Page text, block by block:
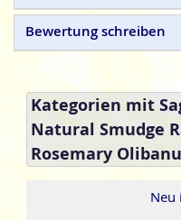
Sagrada Madre
Handarbeit hergestellte
Zusammensetzung: Kräuter,
natürliches Bindemittel und
Bewertung schreiben
Kategorien mit
Natural Smudge
Rosemary
Neu